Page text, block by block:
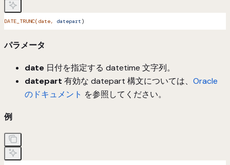
DATE_TRUNC(date, datepart )
パラメータ
date 日付を指定する datetime 文字列。
datepart 有効な datepart 構文については、 Oracle
のドキュメント を参照してください。
例